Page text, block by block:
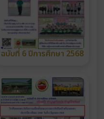
ฉบับที่ 6 ปีการศึกษา 2568